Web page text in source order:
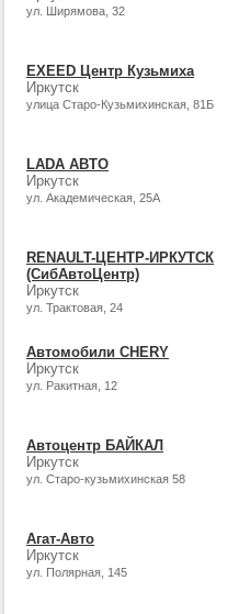
ул. Ширямова, 32
EXEED Центр Кузьмиха
Иркутск
улица Старо-Кузьмихинская, 81Б
LADA АВТО
Иркутск
ул. Академическая, 25А
RENAULT-ЦЕНТР-ИРКУТСК
(СибАвтоЦентр)
Иркутск
ул. Трактовая, 24
Автомобили CHERY
Иркутск
ул. Ракитная, 12
Автоцентр БАЙКАЛ
Иркутск
ул. Старо-кузьмихинская 58
Агат-Авто
Иркутск
ул. Полярная, 145